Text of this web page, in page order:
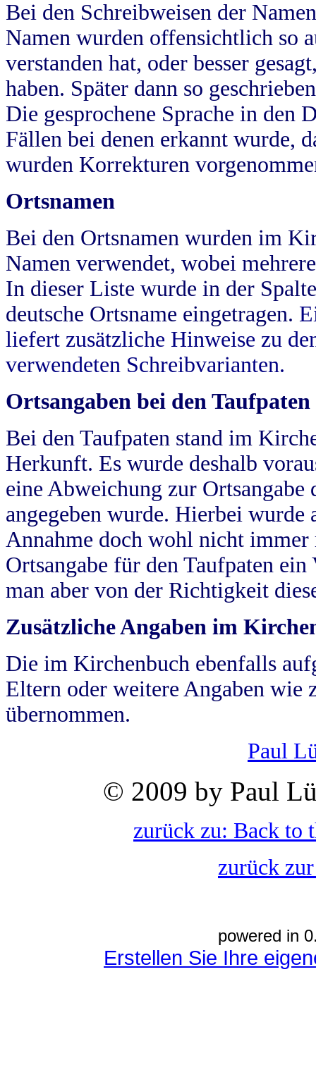
Bei den Schreibweisen der
Namen wurden offensichtlich so
verstanden hat, oder besser
haben. Später dann so
Die gesprochene Sprache in
Fällen bei denen erkannt wurde,
wurden Korrekturen
Ortsnamen
Bei den Ortsnamen wurden im
Namen verwendet, wobei
In dieser Liste wurde in der
deutsche Ortsname eingetragen.
liefert zusätzliche Hinweise zu
verwendeten Schreibvarianten.
Ortsangaben bei den Taufpaten
Bei den Taufpaten stand im
Herkunft. Es wurde deshalb
eine Abweichung zur
angegeben wurde. Hierbei wurde
Annahme doch wohl nicht
Ortsangabe für den Taufpaten
man aber von der Richtigkeit
Zusätzliche Angaben im
Die im Kirchenbuch ebenfalls
Eltern oder weitere Angaben wie
übernommen.
Paul
© 2009 by Paul
zurück zu: Back to
zurück
powered in
Erstellen Sie Ihre